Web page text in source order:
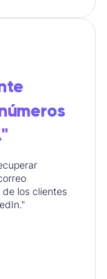
los clientes